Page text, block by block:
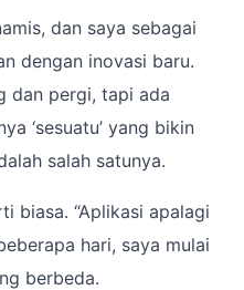
dan saya sebagai
dengan inovasi baru.
dan pergi, tapi ada
‘sesuatu’ yang bikin
salah satunya.
biasa. “Aplikasi apalagi
hari, saya mulai
berbeda.